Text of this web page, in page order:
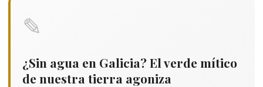
✎
¿Sin agua en Galicia? El verde mítico
de nuestra tierra agoniza